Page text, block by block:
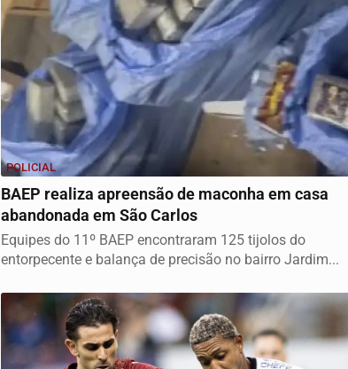
POLICIAL
BAEP realiza apreensão de maconha em casa
abandonada em São Carlos
Equipes do 11º BAEP encontraram 125 tijolos do
entorpecente e balança de precisão no bairro Jardim...